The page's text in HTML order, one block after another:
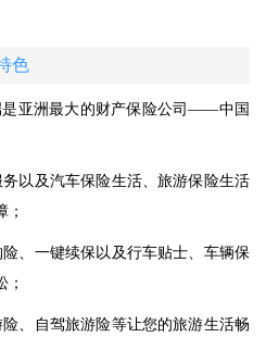
色
是亚洲最大的财产保险公司——中国
以及汽车保险生活、旅游保险生活
；
、一键续保以及行车贴士、车辆保
；
、自驾旅游险等让您的旅游生活畅